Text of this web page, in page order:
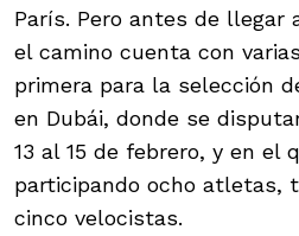
París. Pero antes de llegar
el camino cuenta con
primera para la selección
en Dubái, donde se
13 al 15 de febrero, y en el
participando ocho atletas,
cinco velocistas.